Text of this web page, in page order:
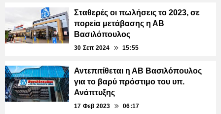
Σταθερές οι πωλήσεις το 2023, σε
πορεία μετάβασης η ΑΒ
Βασιλόπουλος
30 Σεπ 2024 15:55
Αντεπιτίθεται η ΑΒ Βασιλόπουλος
για το βαρύ πρόστιμο του υπ.
Ανάπτυξης
17 Φεβ 2023 06:17